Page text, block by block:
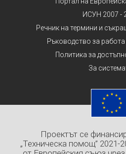
ИСУН 2007 -
Речник на термини и
Ръководство за
Политика за
За
Проектът се
„Техническа помощ” 2021-